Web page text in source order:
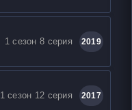
1 сезон 8 серия 2019
1 сезон 12 серия 2017